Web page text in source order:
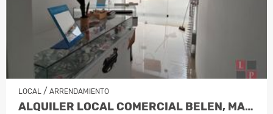
LOCAL / ARRENDAMIENTO
ALQUILER LOCAL COMERCIAL BELEN, MANIZ…